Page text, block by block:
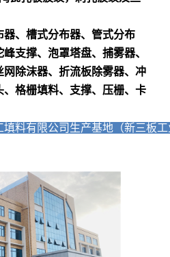
、槽式分布器、管式分布
支撑、泡罩塔盘、捕雾器、
网除沫器、折流板除雾器、冲
格栅填料、支撑、压栅、卡
填料有限公司生产基地（新三板